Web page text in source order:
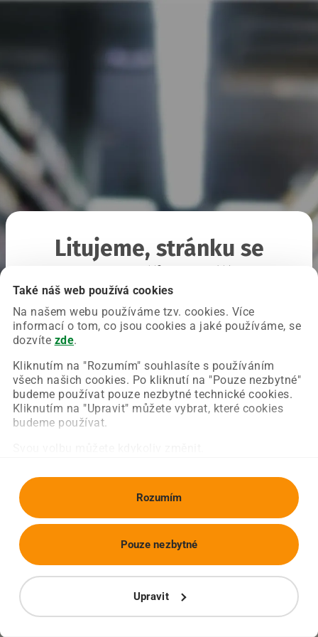
Také náš web používá cookies
Na našem webu používáme tzv. cookies. Více
informací o tom, co jsou cookies a jaké používáme, se
dozvíte zde.
Kliknutím na "Rozumím" souhlasíte s používáním
všech našich cookies. Po kliknutí na "Pouze nezbytné"
budeme používat pouze nezbytné technické cookies.
Kliknutím na "Upravit" můžete vybrat, které cookies
budeme používat.
Rozumím
Upravit
Pouze nezbytné
Litujeme, stránku se
Chyba nastala na naší straně a už ji opravujeme.
Zkuste prosím znovu načíst požadovanou stránku.
Obnovit stránku Úvodní strana